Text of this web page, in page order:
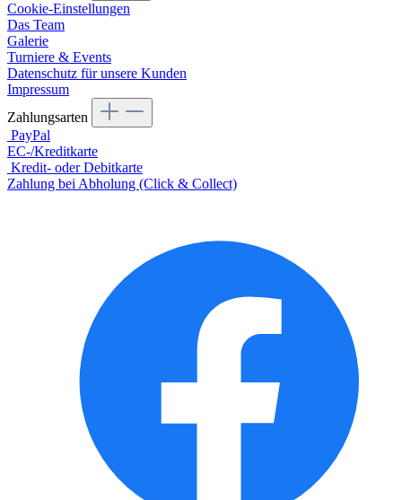
Cookie-Einstellungen
Das Team
Galerie
Turniere & Events
Datenschutz für unsere Kunden
Impressum
Zahlungsarten
PayPal
EC-/Kreditkarte
Kredit- oder Debitkarte
Zahlung bei Abholung (Click & Collect)